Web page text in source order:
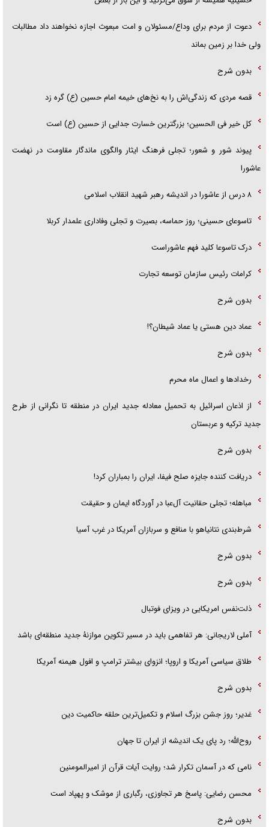
دعوت از مردم برای وداع/مسئولان و امت مبعوث اجازه نخواهند داد مطالبات
ولی خدا بر زمین بماند
بدون شرح
قصه مردی که زندگی‌اش را به نخ‌های خیمه امام حسین (ع) گره زد
کل خیر فی الحسین؛ بزرگترین خسارت جدایی از حسین (ع) است
پیوند شور و شعور؛ تجلی فرهنگ ایثار والگوی ماندگار مقاومت در نهضت
عاشورا
۸ درس از عاشورا در اندیشه رهبر شهید انقلاب اسلامی
تاسوعای حسینی؛ روز حماسه، بصیرت و تجلی وفاداری علمدار کربلا
درک تاسوعا کلید فهم عاشوراست
کرامات رئیس سازمان توسعه تجارت
بدون شرح
عماد دین هستی یا عماد شیطان؟!
بدون شرح
رخداد‌ها و اعمال ماه محرم
از اذعان اسرائیل به تحمیل معادله جدید ایران در منطقه تا نگرانی از طرح
جدید ترکیه و عربستان
بدون شرح
دریافت کننده جایزه صلح فیفا، ایران را بمباران کرد!
مباهله؛ تجلی حقانیت آل‌عبا در آوردگاه ایمان و حقیقت
شرط‌بندی نتانیاهو با منافع و سربازان آمریکا در غرب آسیا
بدون شرح
بدون شرح
ذلت‌نفس امریکایی در ویزای فوتبال
آملی لاریجانی: هر تفاهمی باید در مسیر تکوین موازنۀ جدید منطقه‌ای باشد
طلاق سیاسی آمریکا و اروپا؛ انزوای بیشتر ترامپ و افول هیمنه آمریکا
بدون شرح
غدیر؛ روز جشن بزرگ اسلام و تکمیل‌ترین حلقه حاکمیت دین
روح‌الله؛ رد پای یک اندیشه از ایران تا جهان
نامی که در آسمان تکرار شد؛ روایت آیات قرآن از امیرالمومنین
محسن رضایی: پاسخ هر تجاوزی، رگباری از موشک و پهپاد است
بدون شرح